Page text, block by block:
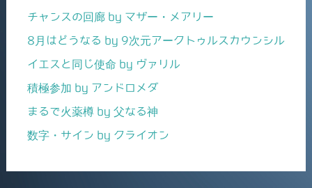
チャンスの回廊 by マザー・メアリー
8月はどうなる by 9次元アークトゥルスカウンシル
イエスと同じ使命 by ヴァリル
積極参加 by アンドロメダ
まるで火薬樽 by 父なる神
数字・サイン by クライオン